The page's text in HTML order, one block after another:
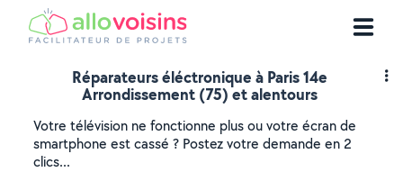
Réparateurs éléctronique à Paris 14e
Arrondissement (75) et alentours
Votre télévision ne fonctionne plus ou votre écran de
smartphone est cassé ? Postez votre demande en 2
clics...